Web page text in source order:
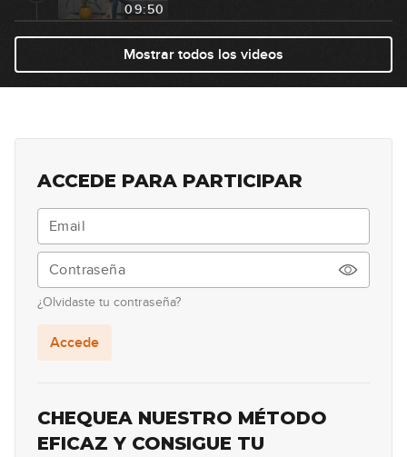
09:50
05:56
"Blues en" (parte 1)
16
18
20
Double Stops: Sextas (parte 2)
Mostrar todos los videos
ACCEDE PARA PARTICIPAR
¿Olvidaste tu contraseña?
Accede
CHEQUEA NUESTRO MÉTODO
EFICAZ Y CONSIGUE TU